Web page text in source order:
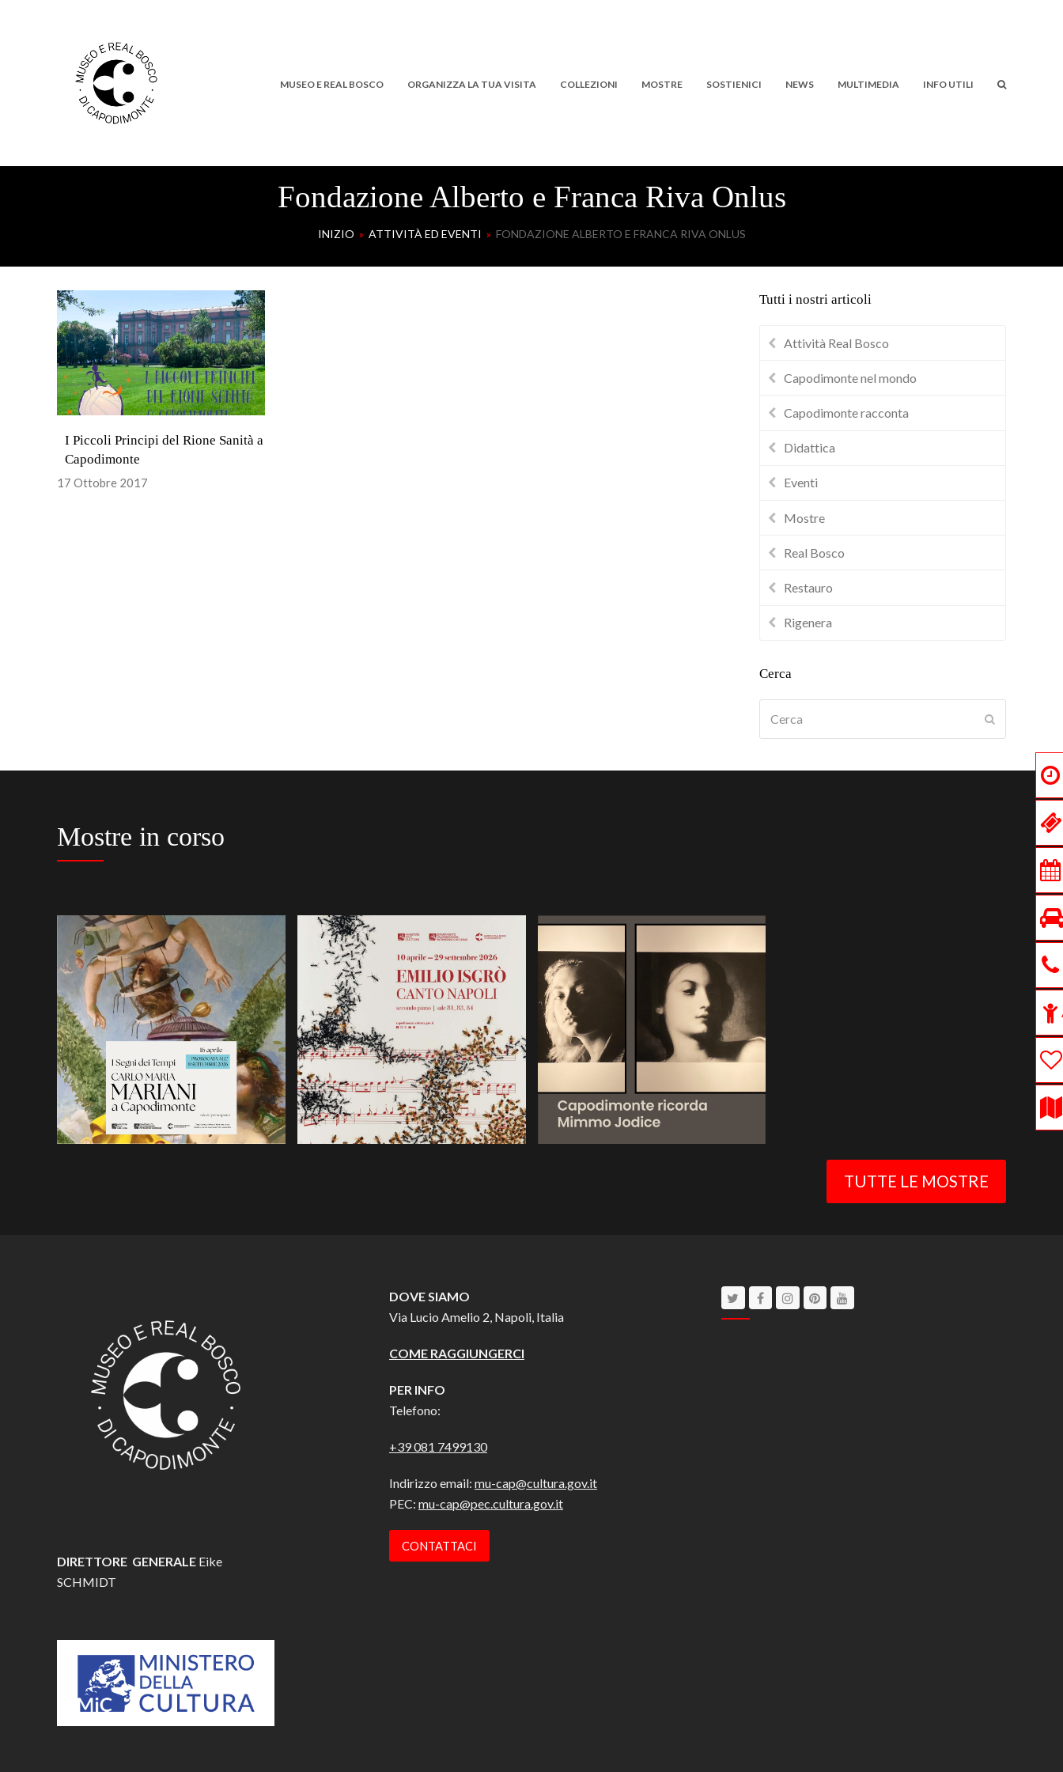
MUSEO E REAL BOSCO ORGANIZZA LA TUA VISITA COLLEZIONI MOSTRE SOSTIENICI NEWS MULTIMEDIA INFO UTILI
Fondazione Alberto e Franca Riva Onlus
INIZIO » ATTIVITÀ ED EVENTI » FONDAZIONE ALBERTO E FRANCA RIVA ONLUS
I Piccoli Principi del Rione Sanità a
Capodimonte
17 Ottobre 2017
Tutti i nostri articoli
Attività Real Bosco
Capodimonte nel mondo
Capodimonte racconta
Didattica
Eventi
Mostre
Real Bosco
Restauro
Rigenera
Cerca
Mostre in corso
TUTTE LE MOSTRE
DIRETTORE GENERALE Eike
SCHMIDT
DOVE SIAMO
Via Lucio Amelio 2, Napoli, Italia
COME RAGGIUNGERCI
PER INFO
Telefono:
+39 081 7499130
Indirizzo email: mu-cap@cultura.gov.it
PEC: mu-cap@pec.cultura.gov.it
CONTATTACI
TwitterFacebookInstagram
PinterestYoutube